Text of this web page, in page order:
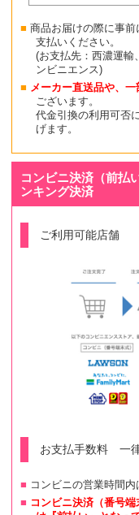
商品お届けの際に事
支払いください。
(お支払先：西濃運輸
ンビニエンス)
メーカー直送品や、
ございます。
代金引換の利用可否
げます。
コンビニ決済（前払
ンキング決済
ご利用可能店舗
お支払手数料 一
コンビニの営業時間内
コンビニ決済（番号